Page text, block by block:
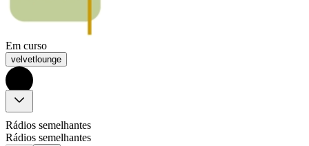
Em curso
velvetlounge
Rádios semelhantes
Rádios semelhantes